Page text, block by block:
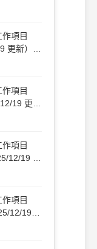
項目
更新）
項目
19 更
項目
12/19 更
項目
12/19